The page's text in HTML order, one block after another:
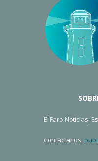
El Faro Noticias,
Contáctanos: